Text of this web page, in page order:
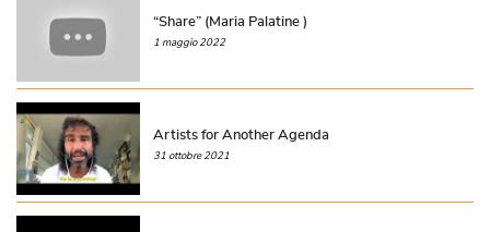
“Share” (Maria Palatine )
1 maggio 2022
Artists for Another Agenda
31 ottobre 2021